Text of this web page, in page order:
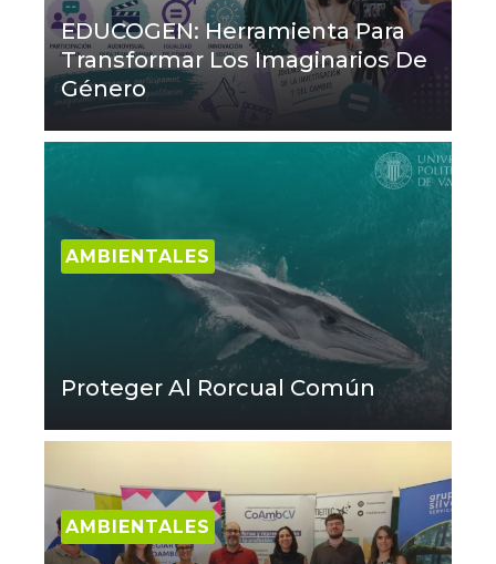
EDUCOGEN: Herramienta Para
Transformar Los Imaginarios De
Género
AMBIENTALES
Proteger Al Rorcual Común
AMBIENTALES